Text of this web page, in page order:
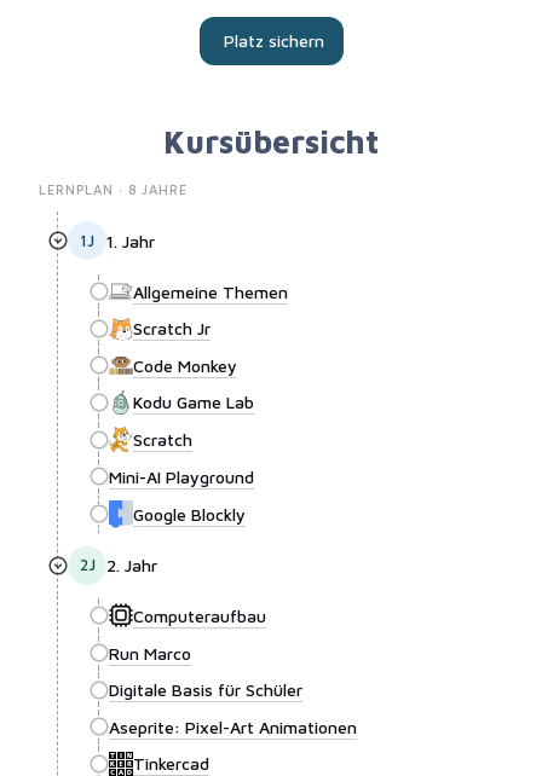
Platz sichern
Kursübersicht
LERNPLAN · 8 JAHRE
1J 1. Jahr
Allgemeine Themen
Scratch Jr
Code Monkey
Kodu Game Lab
Scratch
Mini-AI Playground
Google Blockly
2J 2. Jahr
Computeraufbau
Run Marco
Digitale Basis für Schüler
Aseprite: Pixel-Art Animationen
Tinkercad